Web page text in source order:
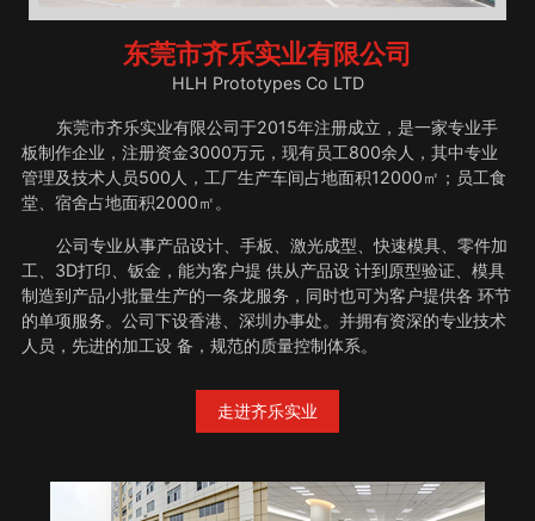
东莞市齐乐实业有限公司
HLH Prototypes Co LTD
东莞市齐乐实业有限公司于2015年注册成立，是一家专业手
板制作企业，注册资金3000万元，现有员工800余人，其中专业
管理及技术人员500人，工厂生产车间占地面积12000㎡；员工食
堂、宿舍占地面积2000㎡。
公司专业从事产品设计、手板、激光成型、快速模具、零件加
工、3D打印、钣金，能为客户提 供从产品设 计到原型验证、模具
制造到产品小批量生产的一条龙服务，同时也可为客户提供各 环节
的单项服务。公司下设香港、深圳办事处。并拥有资深的专业技术
人员，先进的加工设 备，规范的质量控制体系。
走进齐乐实业